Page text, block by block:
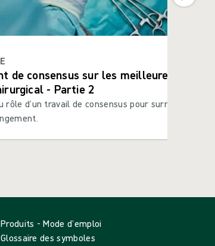
de consensus sur les meilleures
- Partie 2
rôle d’un travail de consensus pour surmonter les
Produits - Mode d’emploi
Glossaire des symboles